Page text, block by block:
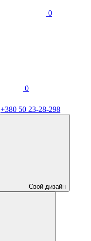
0
0
+380 50 23-28-298
Свой дизайн